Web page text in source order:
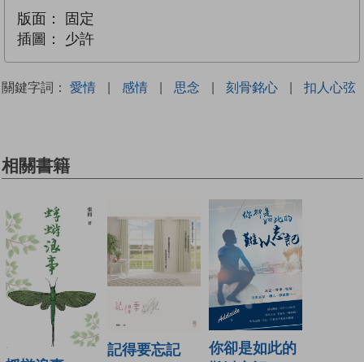
版面：
固定
插圖：
少許
關鍵字詞： 愛情 | 感情 | 思念 | 刻骨銘心 | 扣人心弦
相關書籍
記得要忘記
你卻是如此的